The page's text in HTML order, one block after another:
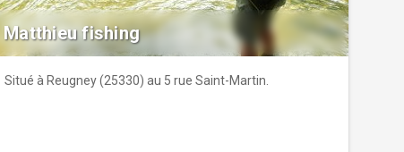
Matthieu fishing
Situé à Reugney (25330) au 5 rue Saint-Martin.